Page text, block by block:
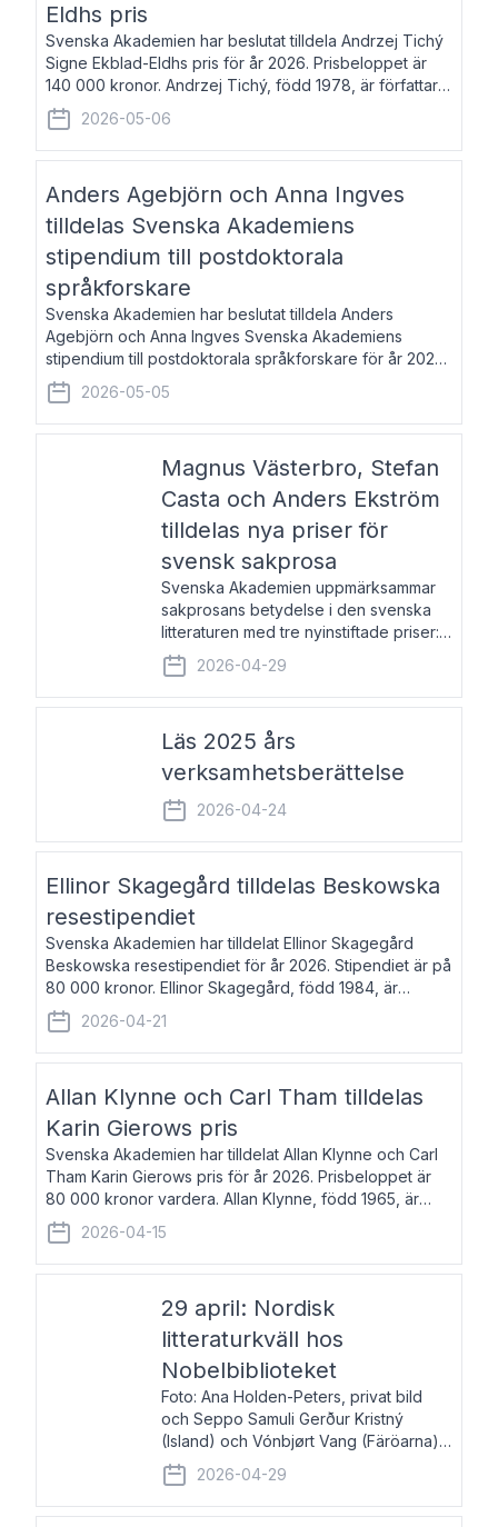
Eldhs pris
Svenska Akademien har beslutat tilldela Andrzej Tichý
Signe Ekblad-Eldhs pris för år 2026. Prisbeloppet är
140 000 kronor. Andrzej Tichý, född 1978, är författare
och kulturskribent. Han debuterade 2005 med den
lovordade romanen Sex liter l
2026-05-06
Anders Agebjörn och Anna Ingves
tilldelas Svenska Akademiens
stipendium till postdoktorala
språkforskare
Svenska Akademien har beslutat tilldela Anders
Agebjörn och Anna Ingves Svenska Akademiens
stipendium till postdoktorala språkforskare för år 2026.
Stipendiebeloppet är 75 000 kronor per mottagare.
Anders Agebjörn, född 1984, är universitet
2026-05-05
Magnus Västerbro, Stefan
Casta och Anders Ekström
tilldelas nya priser för
svensk sakprosa
Svenska Akademien uppmärksammar
sakprosans betydelse i den svenska
litteraturen med tre nyinstiftade priser:
Svenska Akademiens pris till
framstående författare av svensk
sakprosa som i år går till Magnus
2026-04-29
Läs 2025 års
verksamhetsberättelse
2026-04-24
Ellinor Skagegård tilldelas Beskowska
resestipendiet
Svenska Akademien har tilldelat Ellinor Skagegård
Beskowska resestipendiet för år 2026. Stipendiet är på
80 000 kronor. Ellinor Skagegård, född 1984, är
författare, journalist och musiker. Hon skriver
återkommande för Svenska Dagbladet, Ups
2026-04-21
Allan Klynne och Carl Tham tilldelas
Karin Gierows pris
Svenska Akademien har tilldelat Allan Klynne och Carl
Tham Karin Gierows pris för år 2026. Prisbeloppet är
80 000 kronor vardera. Allan Klynne, född 1965, är
arkeolog, författare, översättare och fil.dr i antikens
kultur och samhällsliv. Ut
2026-04-15
29 april: Nordisk
litteraturkväll hos
Nobelbiblioteket
Foto: Ana Holden-Peters, privat bild
och Seppo Samuli Gerður Kristný
(Island) och Vónbjørt Vang (Färöarna)
läser ur sina verk och samtalar med
John Swedenmark. De läser upp på
färöiska, isländska och svenska och
2026-04-29